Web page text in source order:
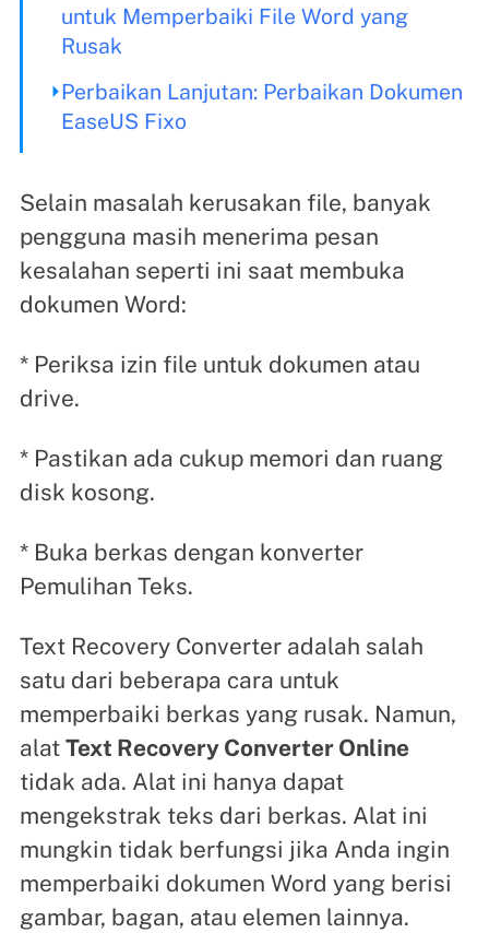
untuk Memperbaiki File Word yang
Rusak
Perbaikan Lanjutan: Perbaikan Dokumen
EaseUS Fixo
Selain masalah kerusakan file, banyak
pengguna masih menerima pesan
kesalahan seperti ini saat membuka
dokumen Word:
* Periksa izin file untuk dokumen atau
drive.
* Pastikan ada cukup memori dan ruang
disk kosong.
* Buka berkas dengan konverter
Pemulihan Teks.
Text Recovery Converter adalah salah
satu dari beberapa cara untuk
memperbaiki berkas yang rusak. Namun,
alat Text Recovery Converter Online
tidak ada. Alat ini hanya dapat
mengekstrak teks dari berkas. Alat ini
mungkin tidak berfungsi jika Anda ingin
memperbaiki dokumen Word yang berisi
gambar, bagan, atau elemen lainnya.